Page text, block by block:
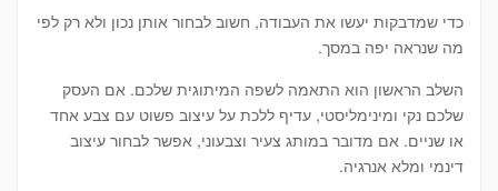
כדי שמדבקות יעשו את העבודה, חשוב לבחור אותן נכון ולא רק לפי
מה שנראה יפה במסך.
השלב הראשון הוא התאמה לשפה המיתוגית שלכם. אם העסק
שלכם נקי ומינימליסטי, עדיף ללכת על עיצוב פשוט עם צבע אחד
או שניים. אם מדובר במותג צעיר וצבעוני, אפשר לבחור עיצוב
דינמי ומלא אנרגיה.